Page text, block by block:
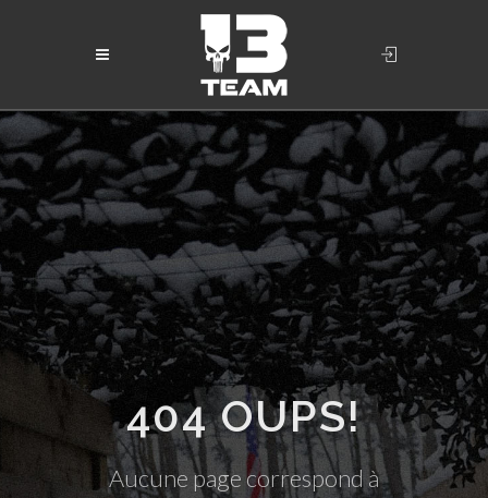
404 OUPS!
Aucune page correspond à